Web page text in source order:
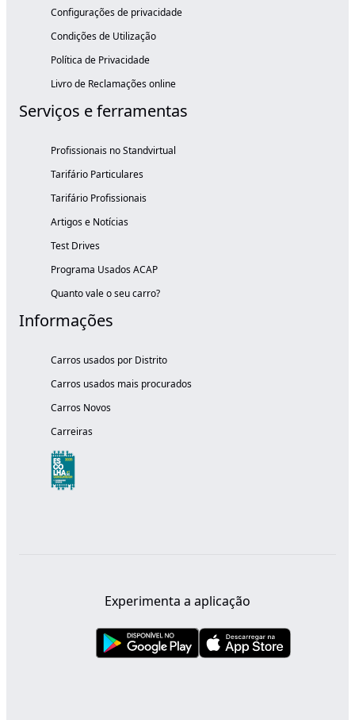
Configurações de privacidade
Condições de Utilização
Política de Privacidade
Livro de Reclamações online
Serviços e ferramentas
Profissionais no Standvirtual
Tarifário Particulares
Tarifário Profissionais
Artigos e Notícias
Test Drives
Programa Usados ACAP
Quanto vale o seu carro?
Informações
Carros usados por Distrito
Carros usados mais procurados
Carros Novos
Carreiras
Experimenta a aplicação